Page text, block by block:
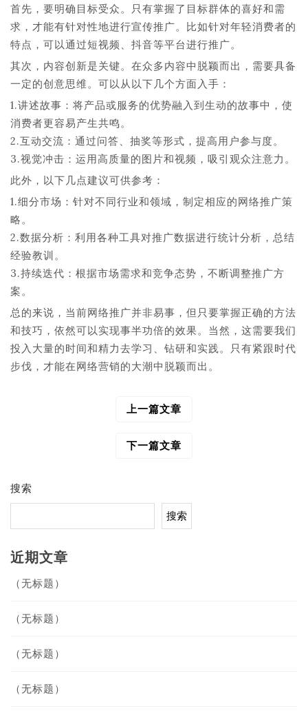
首先，要明确目标受众。只有掌握了目标群体的喜好和需
求，才能有针对性地进行宣传推广。比如针对年轻消费者的
特点，可以通过短视频、抖音等平台进行推广。
其次，内容创新是关键。在众多内容中脱颖而出，需要具备
一定的创意思维。可以从以下几个方面入手：
1.讲述故事：将产品或服务的优势融入到生动的故事中，使
消费者更容易产生共鸣。
2.互动交流：通过问答、抽奖等形式，提高用户参与度。
3.视觉冲击：运用高质量的图片和视频，吸引观众注意力。
此外，以下几点建议可供参考：
1.细分市场：针对不同行业和领域，制定相应的网络推广策
略。
2.数据分析：利用各种工具对推广数据进行统计分析，总结
经验教训。
3.持续迭代：根据市场需求和竞争态势，不断调整推广方
案。
总的来说，当前网络推广并非易事，但只要掌握正确的方法
和技巧，依然可以实现事半功倍的效果。当然，这需要我们
投入大量的时间和精力去学习、钻研和实践。只有紧跟时代
步伐，才能在网络营销的大潮中脱颖而出。
上一篇文章
下一篇文章
搜索
搜索
近期文章
（无标题）
（无标题）
（无标题）
（无标题）